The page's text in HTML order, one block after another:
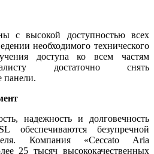
с высокой доступностью всех
необходимого технического
доступа ко всем частям
достаточно снять
панели.
надежность и долговечность
обеспечиваются безупречной
Компания «Ceccato Aria
25 тысяч высококачественных